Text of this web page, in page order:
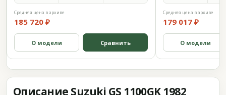
Средняя цена в архиве
185 720 ₽
О модели Сравнить
Средняя цена в архиве
179 017 ₽
О модели
Описание Suzuki GS 1100GK 1982